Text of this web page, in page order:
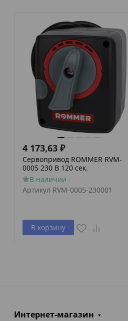
4 173,63 ₽
Сервопривод ROMMER RVM-
0005 230 В 120 сек.
В наличии
Артикул RVM-0005-230001
В корзину
Интернет-магазин